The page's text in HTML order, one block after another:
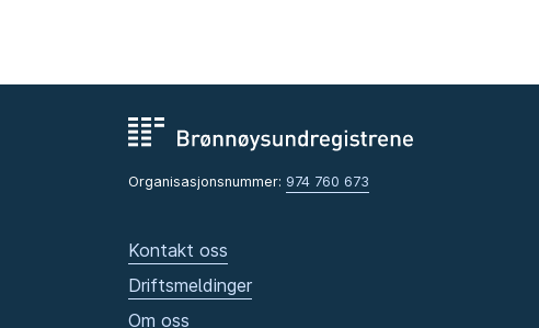
Organisasjonsnummer: 974 760 673
Kontakt oss
Driftsmeldinger
Om oss